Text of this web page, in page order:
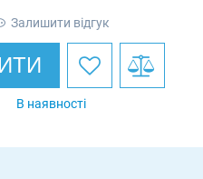
Залишити відгук
В наявності